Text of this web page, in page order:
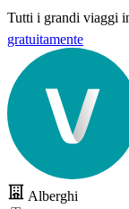
Tutti i grandi viaggi
gratuitamente
Alberghi